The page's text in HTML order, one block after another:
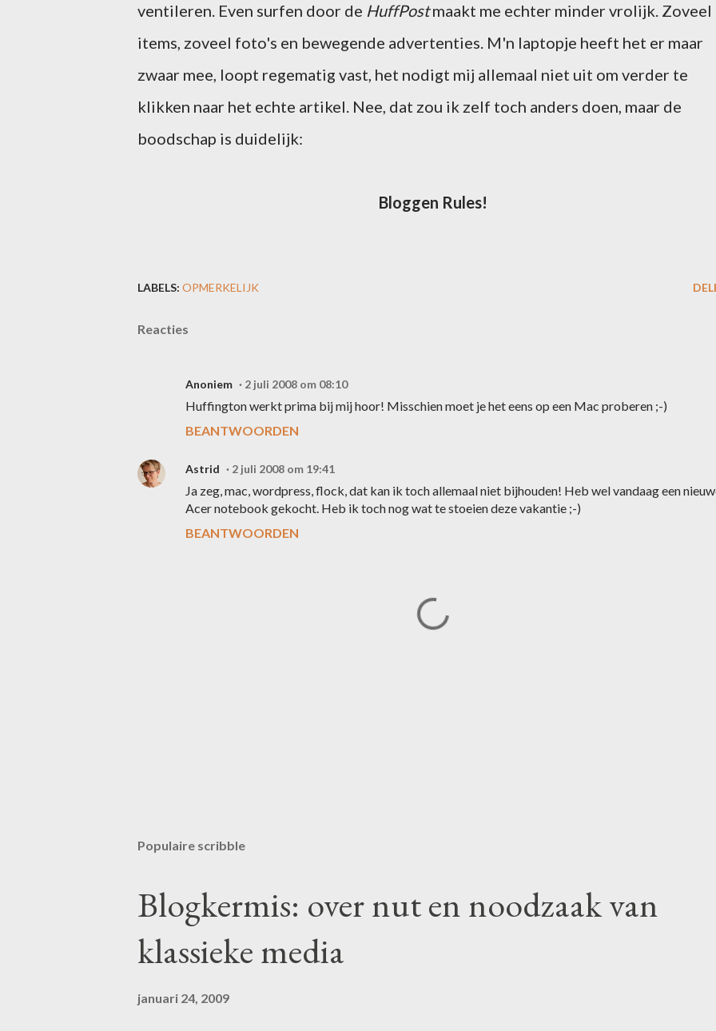
ventileren. Even surfen door de HuffPostmaakt me echter minder vrolijk. Zoveel
items, zoveel foto's en bewegende advertenties. M'n laptopje heeft het er maar
zwaar mee, loopt regematig vast, het nodigt mij allemaal niet uit om verder te
klikken naar het echte artikel. Nee, dat zou ik zelf toch anders doen, maar de
boodschap is duidelijk:
Bloggen Rules!
LABELS: OPMERKELIJK
Reacties
Anoniem 2 juli 2008 om 08:10
Huffington werkt prima bij mij hoor! Misschien moet je het eens op een Mac proberen ;-)
BEANTWOORDEN
Astrid 2 juli 2008 om 19:41
Ja zeg, mac, wordpress, flock, dat kan ik toch allemaal niet bijhouden! Heb wel vandaag een
Acer notebook gekocht. Heb ik toch nog wat te stoeien deze vakantie ;-)
BEANTWOORDEN
e
t
i
e
p
t
Populaire scribble
Blogkermis: over nut en noodzaak van
klassieke media
januari 24, 2009